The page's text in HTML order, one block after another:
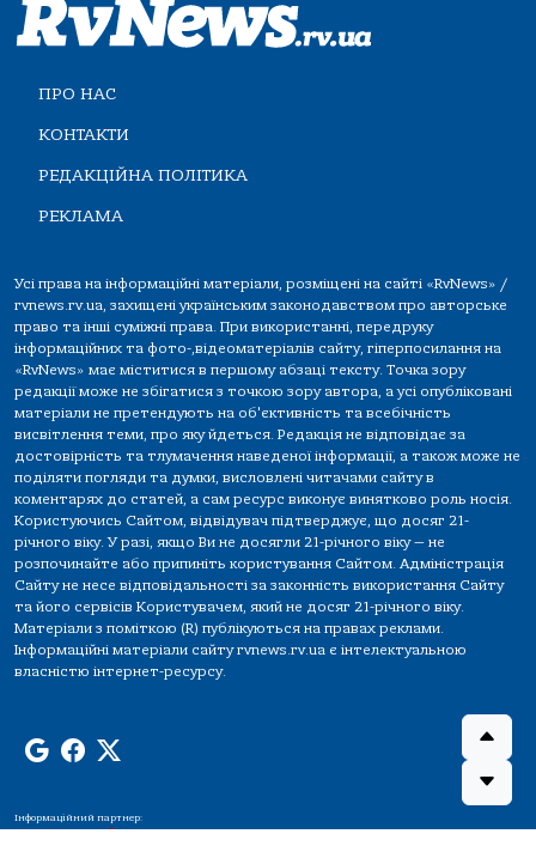
ПРО НАС
КОНТАКТИ
РЕДАКЦІЙНА ПОЛІТИКА
РЕКЛАМА
Усі права на інформаційні матеріали, розміщені на сайті «RvNews» /
rvnews.rv.ua, захищені українським законодавством про авторське
право та інші суміжні права. При використанні, передруку
інформаційних та фото-,відеоматеріалів сайту, гіперпосилання на
«RvNews» має міститися в першому абзаці тексту. Точка зору
редакції може не збігатися з точкою зору автора, а усі опубліковані
матеріали не претендують на об'єктивність та всебічність
висвітлення теми, про яку йдеться. Редакція не відповідає за
достовірність та тлумачення наведеної інформації, а також може не
поділяти погляди та думки, висловлені читачами сайту в
коментарях до статей, а сам ресурс виконує винятково роль носія.
Користуючись Сайтом, відвідувач підтверджує, що досяг 21-
річного віку. У разі, якщо Ви не досягли 21-річного віку — не
розпочинайте або припиніть користування Сайтом. Адміністрація
Сайту не несе відповідальності за законність використання Сайту
та його сервісів Користувачем, який не досяг 21-річного віку.
Матеріали з поміткою (R) публікуються на правах реклами.
Інформаційні матеріали сайту rvnews.rv.ua є інтелектуальною
власністю інтернет-ресурсу.
Інформаційний партнер: